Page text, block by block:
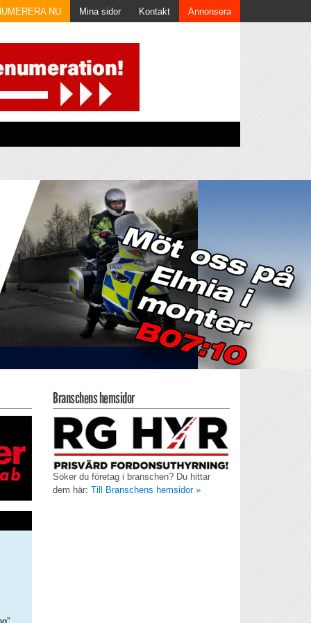
NU Mina sidor Kontakt Annonsera
Branschens hemsidor
Söker du företag i branschen? Du hittar
dem här: Till Branschens hemsidor »